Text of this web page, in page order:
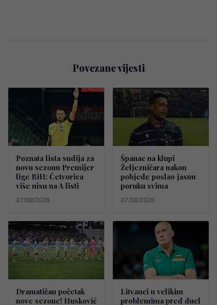
Povezane vijesti
Poznata lista sudija za
novu sezonu Premijer
lige BiH: Četvorica
više nisu na A listi
07/08/2026
Španac na klupi
Željezničara nakon
pobjede poslao jasnu
poruku svima
07/08/2026
Dramatičan početak
nove sezone! Husković
Litvanci u velikim
problemima pred duel